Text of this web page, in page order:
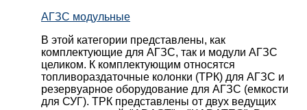
АГЗС модульные
В этой категории представлены, как
комплектующие для АГЗС, так и модули АГЗС
целиком. К комплектующим относятся
топливораздаточные колонки (ТРК) для АГЗС и
резервуарное оборудование для АГЗС (емкости
для СУГ). ТРК представлены от двух ведущих